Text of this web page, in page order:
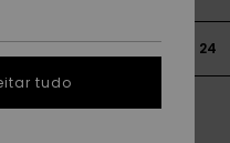
22 23 24
tudo